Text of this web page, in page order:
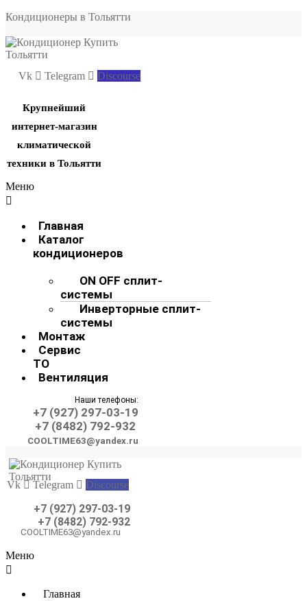
Кондиционеры в Тольятти
Vk Telegram Discourse
Крупнейший
интернет-магазин
климатической
техники в Тольятти
Меню
Главная
Каталог
кондиционеров
ON OFF сплит-
системы
Инверторные сплит-
системы
Монтаж
Сервис
ТО
Вентиляция
Наши телефоны:
+7 (927) 297-03-19
+7 (8482) 792-932
COOLTIME63@yandex.ru
Vk Telegram Discourse
+7 (927) 297-03-19
+7 (8482) 792-932
COOLTIME63@yandex.ru
Меню
Главная